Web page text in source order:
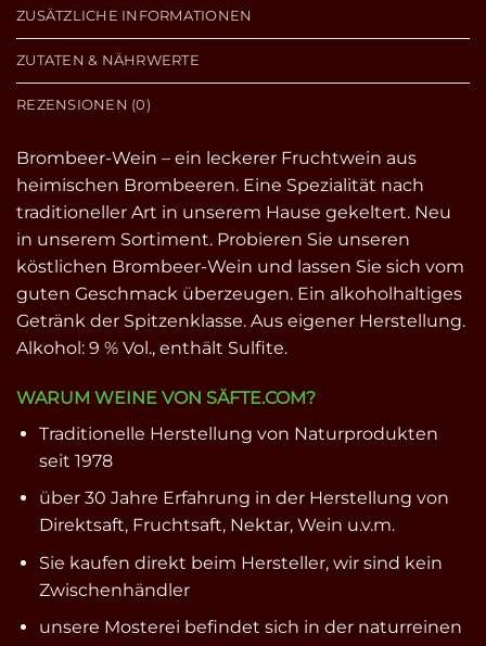
ZUSÄTZLICHE INFORMATIONEN
ZUTATEN & NÄHRWERTE
REZENSIONEN (0)
Brombeer-Wein – ein leckerer Fruchtwein aus
heimischen Brombeeren. Eine Spezialität nach
traditioneller Art in unserem Hause gekeltert. Neu
in unserem Sortiment. Probieren Sie unseren
köstlichen Brombeer-Wein und lassen Sie sich vom
guten Geschmack überzeugen. Ein alkoholhaltiges
Getränk der Spitzenklasse. Aus eigener Herstellung.
Alkohol: 9 % Vol., enthält Sulfite.
WARUM WEINE VON SÄFTE.COM?
Traditionelle Herstellung von Naturprodukten
seit 1978
über 30 Jahre Erfahrung in der Herstellung von
Direktsaft, Fruchtsaft, Nektar, Wein u.v.m.
Sie kaufen direkt beim Hersteller, wir sind kein
Zwischenhändler
unsere Mosterei befindet sich in der naturreinen